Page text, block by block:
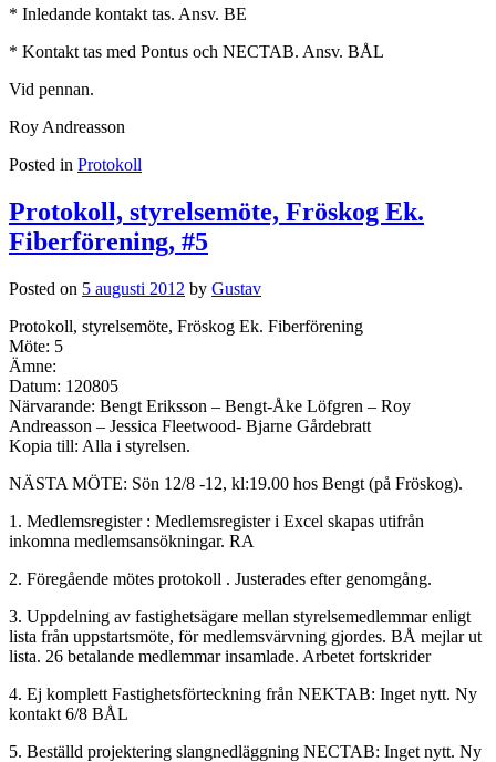
* Inledande kontakt tas. Ansv. BE
* Kontakt tas med Pontus och NECTAB. Ansv. BÅL
Vid pennan.
Roy Andreasson
Posted in Protokoll
Protokoll, styrelsemöte, Fröskog Ek.
Fiberförening, #5
Posted on 5 augusti 2012 by Gustav
Protokoll, styrelsemöte, Fröskog Ek. Fiberförening
Möte: 5
Ämne:
Datum: 120805
Närvarande: Bengt Eriksson – Bengt-Åke Löfgren – Roy
Andreasson – Jessica Fleetwood- Bjarne Gårdebratt
Kopia till: Alla i styrelsen.
NÄSTA MÖTE: Sön 12/8 -12, kl:19.00 hos Bengt (på Fröskog).
1. Medlemsregister : Medlemsregister i Excel skapas utifrån
inkomna medlemsansökningar. RA
2. Föregående mötes protokoll . Justerades efter genomgång.
3. Uppdelning av fastighetsägare mellan styrelsemedlemmar enligt
lista från uppstartsmöte, för medlemsvärvning gjordes. BÅ mejlar ut
lista. 26 betalande medlemmar insamlade. Arbetet fortskrider
4. Ej komplett Fastighetsförteckning från NEKTAB: Inget nytt. Ny
kontakt 6/8 BÅL
5. Beställd projektering slangnedläggning NECTAB: Inget nytt. Ny